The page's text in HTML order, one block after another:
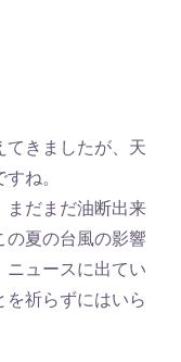
てきましたが、天
ね。
まだまだ油断出来
の夏の台風の影響
ニュースに出てい
を祈らずにはいら